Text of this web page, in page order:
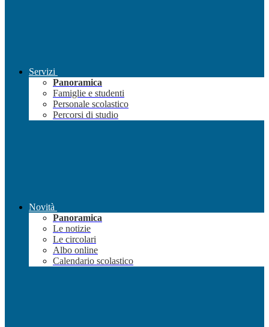
Servizi
Panoramica
Famiglie e studenti
Personale scolastico
Percorsi di studio
Novità
Panoramica
Le notizie
Le circolari
Albo online
Calendario scolastico